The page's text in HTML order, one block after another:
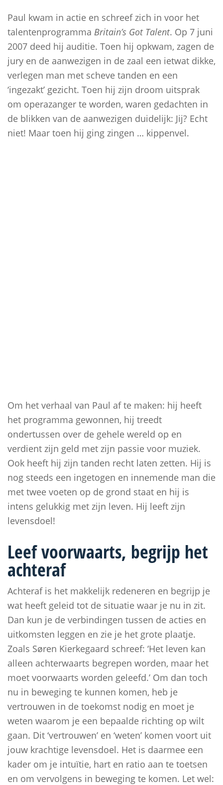
Paul kwam in actie en schreef zich in voor het
talentenprogramma Britain’s Got Talent. Op 7 juni
2007 deed hij auditie. Toen hij opkwam, zagen de
jury en de aanwezigen in de zaal een ietwat dikke,
verlegen man met scheve tanden en een
‘ingezakt’ gezicht. Toen hij zijn droom uitsprak
om operazanger te worden, waren gedachten in
de blikken van de aanwezigen duidelijk: Jij? Echt
niet! Maar toen hij ging zingen … kippenvel.
Om het verhaal van Paul af te maken: hij heeft
het programma gewonnen, hij treedt
ondertussen over de gehele wereld op en
verdient zijn geld met zijn passie voor muziek.
Ook heeft hij zijn tanden recht laten zetten. Hij is
nog steeds een ingetogen en innemende man die
met twee voeten op de grond staat en hij is
intens gelukkig met zijn leven. Hij leeft zijn
levensdoel!
Leef voorwaarts, begrijp het
achteraf
Achteraf is het makkelijk redeneren en begrijp je
wat heeft geleid tot de situatie waar je nu in zit.
Dan kun je de verbindingen tussen de acties en
uitkomsten leggen en zie je het grote plaatje.
Zoals Søren Kierkegaard schreef: ‘Het leven kan
alleen achterwaarts begrepen worden, maar het
moet voorwaarts worden geleefd.’ Om dan toch
nu in beweging te kunnen komen, heb je
vertrouwen in de toekomst nodig en moet je
weten waarom je een bepaalde richting op wilt
gaan. Dit ‘vertrouwen’ en ‘weten’ komen voort uit
jouw krachtige levensdoel. Het is daarmee een
kader om je intuïtie, hart en ratio aan te toetsen
en om vervolgens in beweging te komen. Let wel: